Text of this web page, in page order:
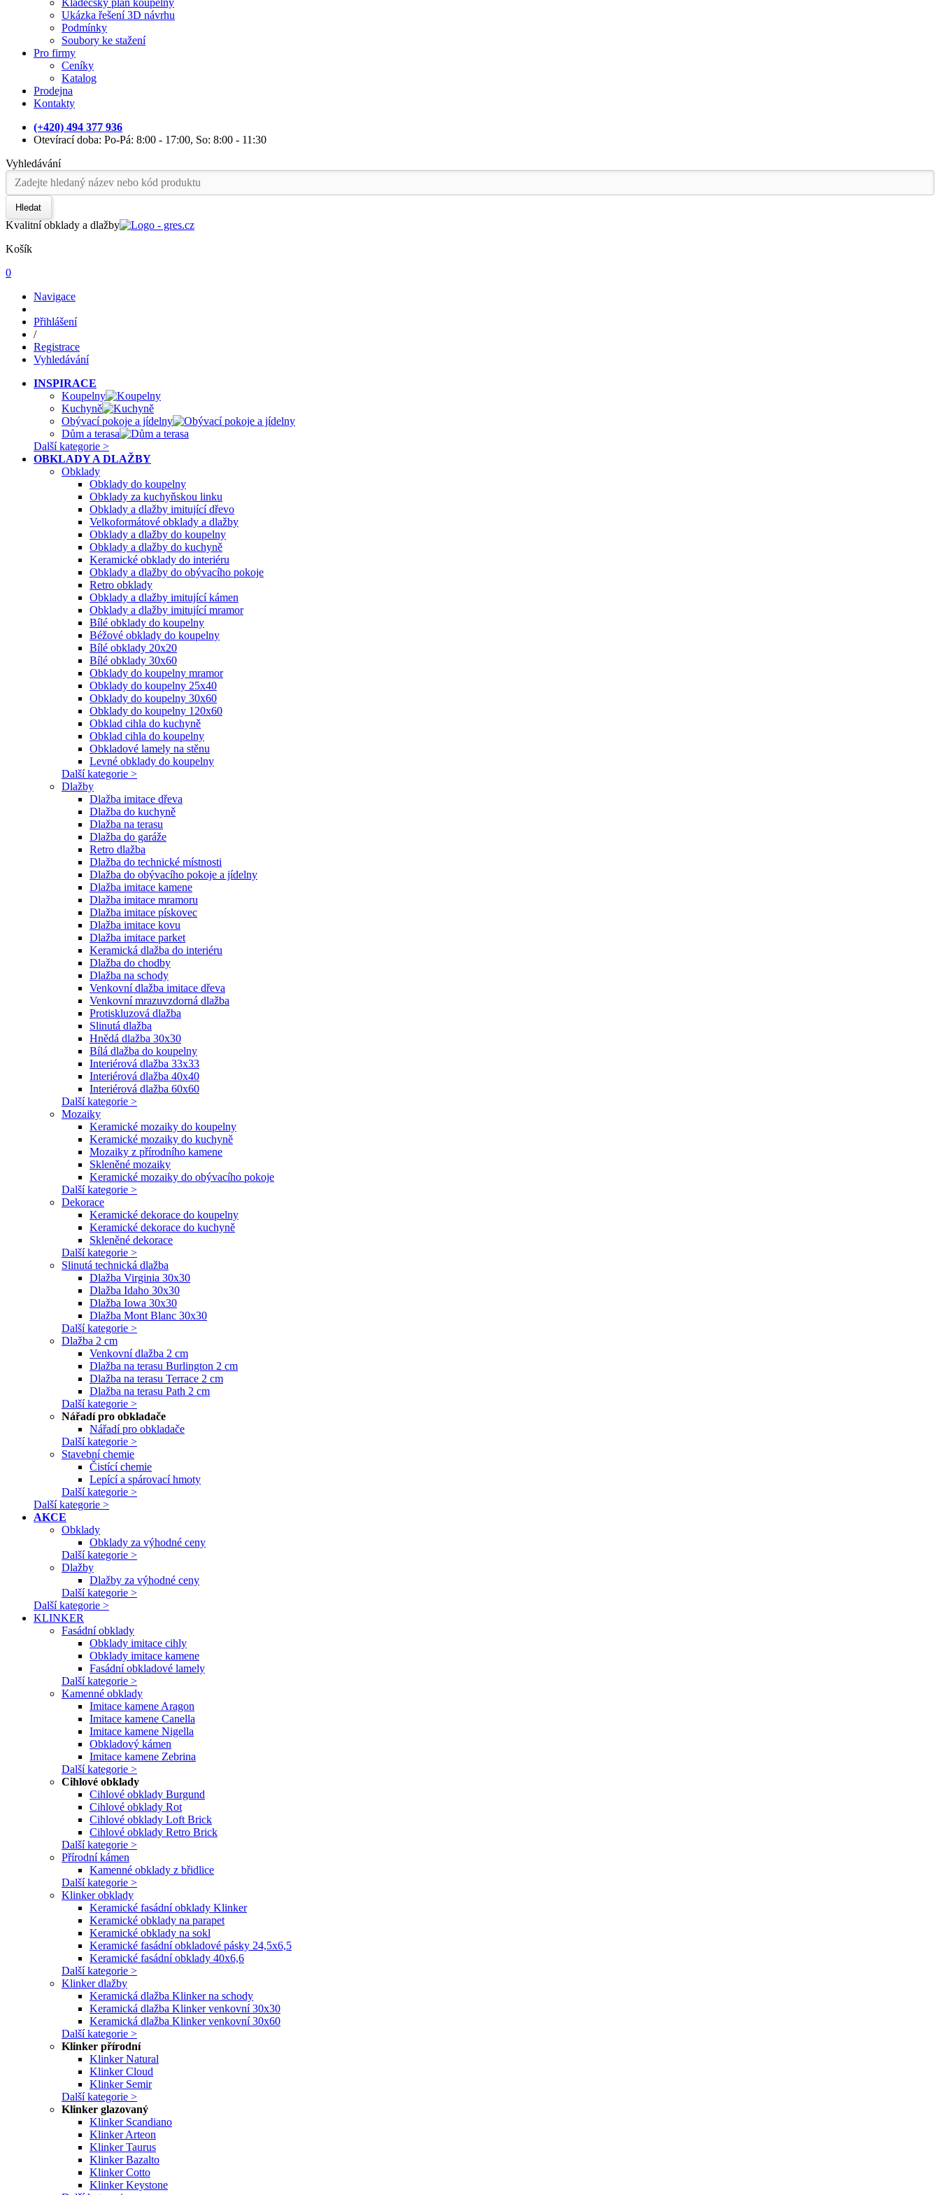
Kladečský plán koupelny
Ukázka řešení 3D návrhu
Podmínky
Soubory ke stažení
Pro firmy
Ceníky
Katalog
Prodejna
Kontakty
(+420) 494 377 936
Otevírací doba: Po-Pá: 8:00 - 17:00, So: 8:00 - 11:30
Vyhledávání
Hledat
Kvalitní obklady a dlažby
Košík
0
Navigace
Přihlášení
/
Registrace
Vyhledávání
INSPIRACE
Koupelny
Kuchyně
Obývací pokoje a jídelny
Dům a terasa
Další kategorie >
OBKLADY A DLAŽBY
Obklady
Obklady do koupelny
Obklady za kuchyňskou linku
Obklady a dlažby imitující dřevo
Velkoformátové obklady a dlažby
Obklady a dlažby do koupelny
Obklady a dlažby do kuchyně
Keramické obklady do interiéru
Obklady a dlažby do obývacího pokoje
Retro obklady
Obklady a dlažby imitující kámen
Obklady a dlažby imitující mramor
Bílé obklady do koupelny
Béžové obklady do koupelny
Bílé obklady 20x20
Bílé obklady 30x60
Obklady do koupelny mramor
Obklady do koupelny 25x40
Obklady do koupelny 30x60
Obklady do koupelny 120x60
Obklad cihla do kuchyně
Obklad cihla do koupelny
Obkladové lamely na stěnu
Levné obklady do koupelny
Další kategorie >
Dlažby
Dlažba imitace dřeva
Dlažba do kuchyně
Dlažba na terasu
Dlažba do garáže
Retro dlažba
Dlažba do technické místnosti
Dlažba do obývacího pokoje a jídelny
Dlažba imitace kamene
Dlažba imitace mramoru
Dlažba imitace pískovec
Dlažba imitace kovu
Dlažba imitace parket
Keramická dlažba do interiéru
Dlažba do chodby
Dlažba na schody
Venkovní dlažba imitace dřeva
Venkovní mrazuvzdorná dlažba
Protiskluzová dlažba
Slinutá dlažba
Hnědá dlažba 30x30
Bílá dlažba do koupelny
Interiérová dlažba 33x33
Interiérová dlažba 40x40
Interiérová dlažba 60x60
Další kategorie >
Mozaiky
Keramické mozaiky do koupelny
Keramické mozaiky do kuchyně
Mozaiky z přírodního kamene
Skleněné mozaiky
Keramické mozaiky do obývacího pokoje
Další kategorie >
Dekorace
Keramické dekorace do koupelny
Keramické dekorace do kuchyně
Skleněné dekorace
Další kategorie >
Slinutá technická dlažba
Dlažba Virginia 30x30
Dlažba Idaho 30x30
Dlažba Iowa 30x30
Dlažba Mont Blanc 30x30
Další kategorie >
Dlažba 2 cm
Venkovní dlažba 2 cm
Dlažba na terasu Burlington 2 cm
Dlažba na terasu Terrace 2 cm
Dlažba na terasu Path 2 cm
Další kategorie >
Nářadí pro obkladače
Nářadí pro obkladače
Další kategorie >
Stavební chemie
Čistící chemie
Lepící a spárovací hmoty
Další kategorie >
Další kategorie >
AKCE
Obklady
Obklady za výhodné ceny
Další kategorie >
Dlažby
Dlažby za výhodné ceny
Další kategorie >
Další kategorie >
KLINKER
Fasádní obklady
Obklady imitace cihly
Obklady imitace kamene
Fasádní obkladové lamely
Další kategorie >
Kamenné obklady
Imitace kamene Aragon
Imitace kamene Canella
Imitace kamene Nigella
Obkladový kámen
Imitace kamene Zebrina
Další kategorie >
Cihlové obklady
Cihlové obklady Burgund
Cihlové obklady Rot
Cihlové obklady Loft Brick
Cihlové obklady Retro Brick
Další kategorie >
Přírodní kámen
Kamenné obklady z břidlice
Další kategorie >
Klinker obklady
Keramické fasádní obklady Klinker
Keramické obklady na parapet
Keramické obklady na sokl
Keramické fasádní obkladové pásky 24,5x6,5
Keramické fasádní obklady 40x6,6
Další kategorie >
Klinker dlažby
Keramická dlažba Klinker na schody
Keramická dlažba Klinker venkovní 30x30
Keramická dlažba Klinker venkovní 30x60
Další kategorie >
Klinker přírodní
Klinker Natural
Klinker Cloud
Klinker Semir
Další kategorie >
Klinker glazovaný
Klinker Scandiano
Klinker Arteon
Klinker Taurus
Klinker Bazalto
Klinker Cotto
Klinker Keystone